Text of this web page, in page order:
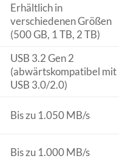
Erhältlich in
verschiedenen Größen
(500 GB, 1 TB, 2 TB)
USB 3.2 Gen 2
(abwärtskompatibel mit
USB 3.0/2.0)
Bis zu 1.050 MB/s
Bis zu 1.000 MB/s